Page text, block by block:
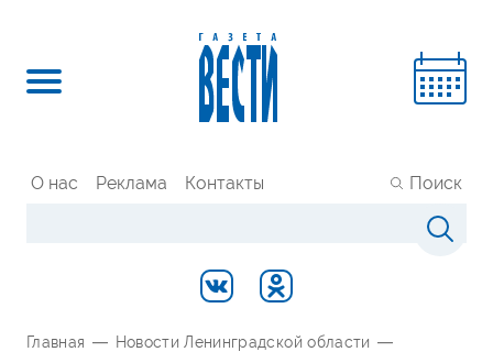
О нас Реклама Контакты Поиск
Главная — Новости Ленинградской области —